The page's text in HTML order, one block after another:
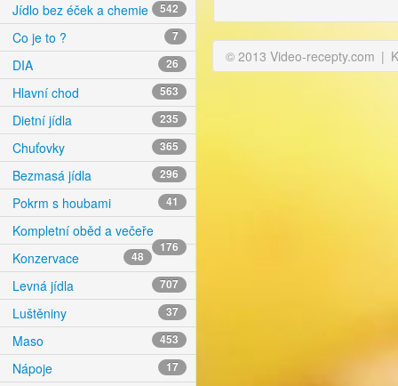
Jídlo bez éček a chemie 542
Co je to ? 7
DIA 26
Hlavní chod 563
Dietní jídla 235
Chuťovky 365
Bezmasá jídla 296
Pokrm s houbami 41
Kompletní oběd a večeře
176
Konzervace 48
Levná jídla 707
Luštěniny 37
Maso 453
Nápoje 17
© 2013 Video-recepty.com |